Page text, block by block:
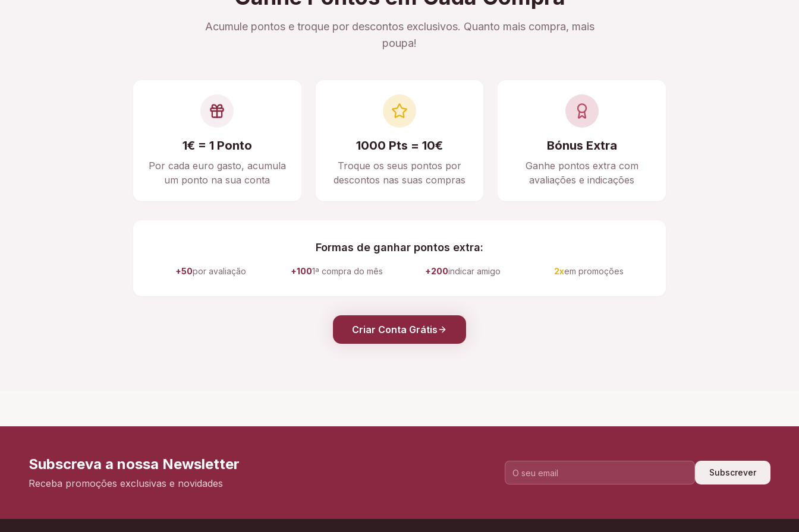
Acumule pontos e troque por descontos exclusivos. Quanto mais compra, mais
poupa!
1€ = 1 Ponto
Por cada euro gasto, acumula
um ponto na sua conta
1000 Pts = 10€
Troque os seus pontos por
descontos nas suas compras
Bónus Extra
Ganhe pontos extra com
avaliações e indicações
Formas de ganhar pontos extra:
+50por avaliação +1001ª compra do mês +200indicar amigo 2xem promoções
Criar Conta Grátis
Subscreva a nossa Newsletter
Receba promoções exclusivas e novidades
Subscrever